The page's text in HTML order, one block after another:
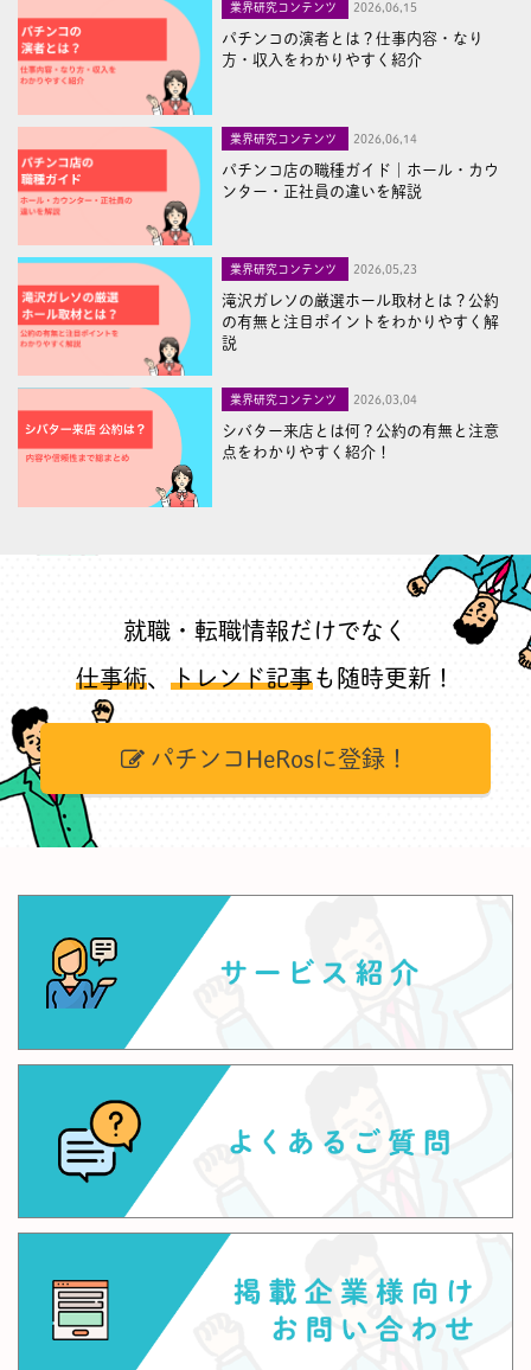
業界研究コンテンツ 2026,06,15
パチンコの演者とは？仕事内容・なり
方・収入をわかりやすく紹介
業界研究コンテンツ 2026,06,14
パチンコ店の職種ガイド｜ホール・カウ
ンター・正社員の違いを解説
業界研究コンテンツ 2026,05,23
滝沢ガレソの厳選ホール取材とは？公約
の有無と注目ポイントをわかりやすく解
説
業界研究コンテンツ 2026,03,04
シバター来店とは何？公約の有無と注意
点をわかりやすく紹介！
就職・転職情報だけでなく
仕事術、 トレンド記事も随時更新！
パチンコHeRosに登録！